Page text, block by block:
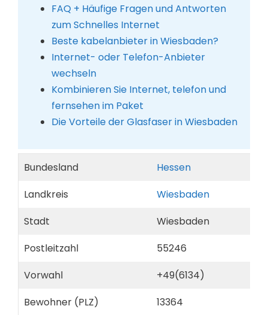
FAQ + Häufige Fragen und Antworten
zum Schnelles Internet
Beste kabelanbieter in Wiesbaden?
Internet- oder Telefon-Anbieter
wechseln
Kombinieren Sie Internet, telefon und
fernsehen im Paket
Die Vorteile der Glasfaser in Wiesbaden
Bundesland
Hessen
Landkreis
Wiesbaden
Stadt
Wiesbaden
Postleitzahl
55246
Vorwahl
+49(6134)
Bewohner (PLZ)
13364